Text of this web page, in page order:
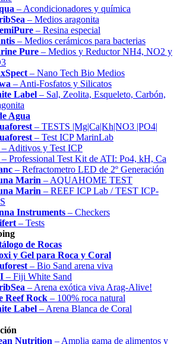
– Acondicionadores y química
– Medios aragonita
– Resina especial
– Medios cerámicos para bacterias
Pure – Medios y Reductor NH4, NO2 y
– Nano Tech Bio Medios
– Anti-Fosfatos y Silicatos
Label – Sal, Zeolita, Esqueleto, Carbón,
Agua
– TESTS |Mg|Ca|Kh|NO3 |PO4|
– Test ICP MarinLab
– Aditivos y Test ICP
– Professional Test Kit de ATI: Po4, kH, Ca
– Refractometro LED de 2º Generación
Marin – AQUAHOME TEST
Marin – REEF ICP Lab / TEST ICP-
Instruments – Checkers
– Tests
de Rocas
y Gel para Roca y Coral
– Bio Sand arena viva
– Fiji White Sand
– Arena exótica viva Arag-Alive!
Reef Rock – 100% roca natural
Label – Arena Blanca de Coral
Nutrition – Amplia gama de alimentos y